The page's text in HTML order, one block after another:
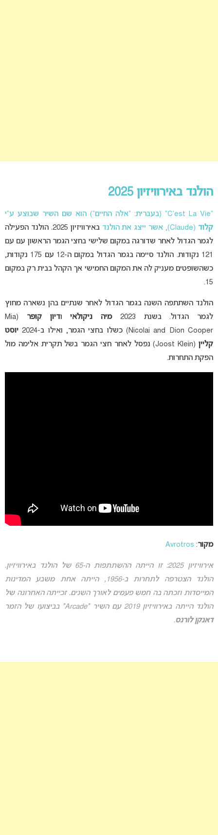
הולנד באירוויזיון 2025
“C’est La Vie” (בעברית: “אלה החיים”) הוא שם השיר שבוצע ע”י
קלוד (Claude), אשר ייצג את הולנד
באירוויזיון 2025. הולנד הפעילה
לגמר הגדול לאחר שדורגה במקום שלישי בחצי הגמר הראשון עם עם
121 נקודות. הולנד סיימה בגמר הגדול במקום ה-12 עם 175 נקודות,
כשהשופטים מעניק לה את המקום החמישי אך הקהל בבית רק במקום
15.
הולנד השתתפה השנה בגמר הגדול לאחר שנתיים בהן נשארה מחוץ
לגמר הגדול. בשנת 2023
מיה ניקולאיודיון קופר
(Mia
Nicolai and Dion Cooper) כשלו בחצי הגמר, ואילו ב-2024
יוסט
קליין
(Joost Klein) נפסל לאחר חצי הגמר בשל תקרית אלימה מול
הפקת התחרות.
מקור:
Avrotros
אירוויזיון 2025: זו הייתה ההשתתפות ה-65 של הולנד באירוויזיון.
הולנד הצטרפה לתחרות ב-1956, הייתה אחת משבע המדינות
המייסדות וזכתה בה חמש פעמים לאורך השנים. זכייתה האחרונה של
הולנד הייתה באירוויזיון 2019 עם השיר “Arcade” בביצועו של הזמר
דאנקן לורנס.